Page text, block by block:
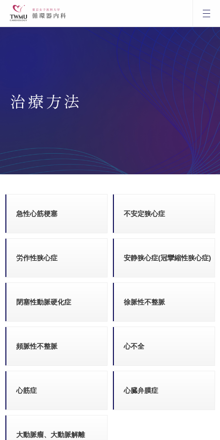
治療方法
急性心筋梗塞 不安定狭心症
労作性狭心症 安静狭心症(冠攣縮性狭心症)
閉塞性動脈硬化症 徐脈性不整脈
頻脈性不整脈 心不全
心筋症 心臓弁膜症
大動脈瘤、大動脈解離